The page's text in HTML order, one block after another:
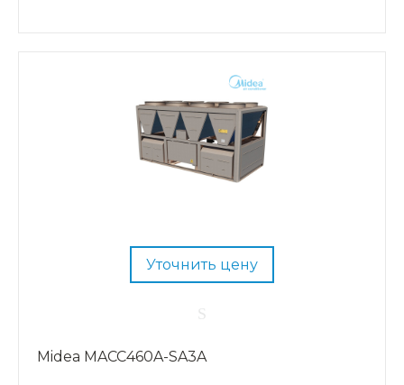
Уточнить цену
Midea MACC460A-SA3A